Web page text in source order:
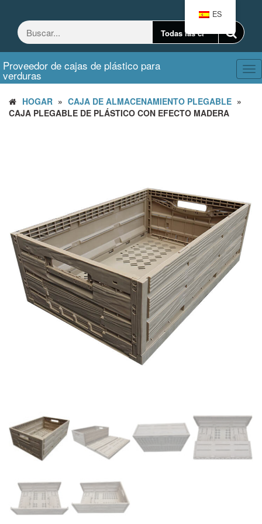
contenido
Proveedor de cajas de plástico para
verduras
HOGAR » CAJA DE ALMACENAMIENTO PLEGABLE »
CAJA PLEGABLE DE PLÁSTICO CON EFECTO MADERA
ES